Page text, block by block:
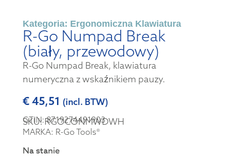
Kategoria: Ergonomiczna Klawiatura
R-Go Numpad Break
(biały, przewodowy)
R-Go Numpad Break, klawiatura
numeryczna z wskaźnikiem pauzy.
€45,51 (incl. BTW)
SKU: RGOCONMWDWH
GTIN: 8719274491903
MARKA: R-Go Tools®
Na stanie